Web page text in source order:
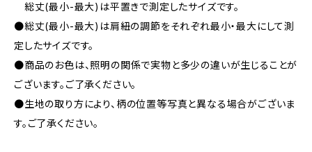
総丈(最小-最大)は平置きで測定したサイズです。
●総丈(最小-最大)は肩紐の調節をそれぞれ最小・最大にして測
定したサイズです。
●商品のお色は、照明の関係で実物と多少の違いが生じることが
ございます。ご了承ください。
●生地の取り方により、柄の位置等写真と異なる場合がございま
す。ご了承ください。